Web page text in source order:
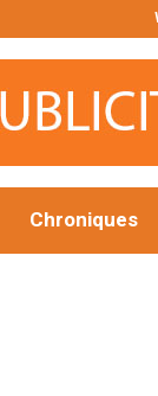
Barrick
Chroniques